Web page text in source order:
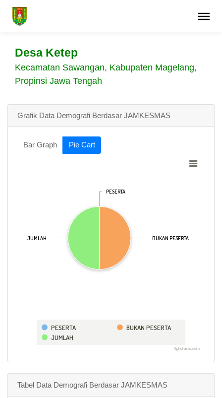
Desa Ketep
Kecamatan Sawangan, Kabupaten Magelang,
Propinsi Jawa Tengah
Grafik Data Demografi Berdasar JAMKESMAS
Bar Graph Pie Cart
PESERTA
PESERTA
BUKAN PESERTA
BUKAN PESERTA
JUMLAH
JUMLAH
PESERTA
BUKAN PESERTA
JUMLAH
Highcharts.com
Tabel Data Demografi Berdasar JAMKESMAS